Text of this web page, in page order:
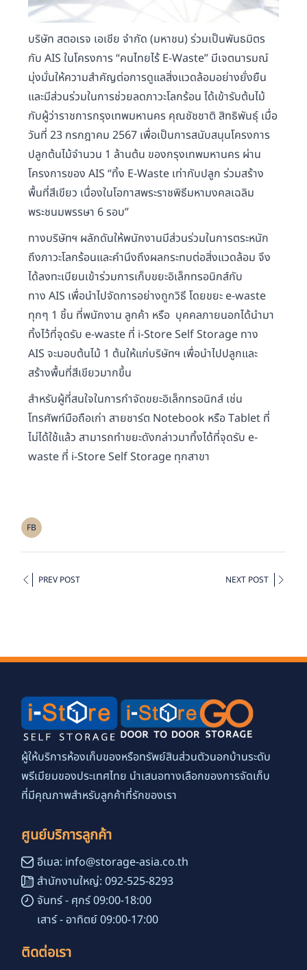
บริษัท สตอเรจ เอเชีย จำกัด (มหาชน) ร่วมเป็นพันธมิตร
กับ AIS ในโครงการ “คนไทยไร้ E-Waste” มีเจตนารมณ์
มุ่งมั่นให้ความสำคัญต่อการดูแลสิ่งแวดล้อมอย่างยั่งยืน
และมีส่วนร่วมในการช่วยลดภาวะโลกร้อน ได้เข้ารับต้นไม้
กับผู้ว่าราชการกรุงเทพมหานคร คุณชัชชาติ สิทธิพันธุ์ เมื่อ
วันที่ 23 กรกฎาคม 2567 เพื่อเป็นการสนับสนุนโครงการ
ปลูกต้นไม้จำนวน 1 ล้านต้น ของกรุงเทพมหานคร ผ่าน
โครงการของ AIS “ทิ้ง E-Waste เท่ากับปลูก ร่วมสร้าง
พื้นที่สีเขียว เนื่องในโอกาสพระราชพิธีมหามงคลเฉลิม
พระชนมพรรษา 6 รอบ”
ทางบริษัทฯ ผลักดันให้พนักงานมีส่วนร่วมในการตระหนัก
ถึงภาวะโลกร้อนและคำนึงถึงผลกระทบต่อสิ่งแวดล้อม จึง
ได้ลงทะเบียนเข้าร่วมการเก็บขยะอิเล็กทรอนิกส์กับ
ทาง AIS เพื่อนำไปจัดการอย่างถูกวิธี โดยขยะ e-waste
ทุกๆ 1 ชิ้น ที่พนักงาน ลูกค้า หรือ บุคคลภายนอกได้นำมา
ทิ้งไว้ที่จุดรับ e-waste ที่ i-Store Self Storage ทาง
AIS จะมอบต้นไม้ 1 ต้นให้แก่บริษัทฯ เพื่อนำไปปลูกและ
สร้างพื้นที่สีเขียวมากขึ้น
สำหรับผู้ที่สนใจในการกำจัดขยะอิเล็กทรอนิกส์ เช่น
โทรศัพท์มือถือเก่า สายชาร์ต Notebook หรือ Tablet ที่
ไม่ได้ใช้แล้ว สามารถทำขยะดังกล่าวมาทิ้งได้ที่จุดรับ e-
waste ที่ i-Store Self Storage ทุกสาขา
FB
PREV POST NEXT POST
ผู้ให้บริการห้องเก็บของหรือทรัพย์สินส่วนตัวนอกบ้านระดับ
พรีเมียมของประเทศไทย นำเสนอทางเลือกของการจัดเก็บ
ที่มีคุณภาพสำหรับลูกค้าที่รักของเรา
ศูนย์บริการลูกค้า
อีเมล: info@storage-asia.co.th
สำนักงานใหญ่: 092-525-8293
จันทร์ - ศุกร์ 09:00-18:00
เสาร์ - อาทิตย์ 09:00-17:00
ติดต่อเรา